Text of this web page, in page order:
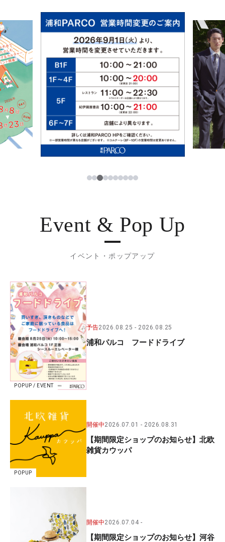
ニュース
レストラン・カフェ
TAX FREE
PARCOメンバーズ
JP
ภาษาไทย
日本語
123456789
Event & Pop Up
イベント・ポップアップ
POPUP / EVENT
予告2026.08.25 2026.08.25
浦和パルコ フードドライブ
POPUP
開催中2026.07.01 2026.08.31
【期間限定ショップのお知らせ】北欧
雑貨カウッパ
開催中2026.07.04
【期間限定ショップのお知らせ】河谷